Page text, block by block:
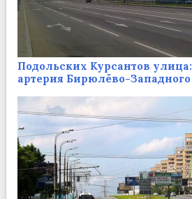
Подольских Курсантов
артерия Бирюлёво-Западного